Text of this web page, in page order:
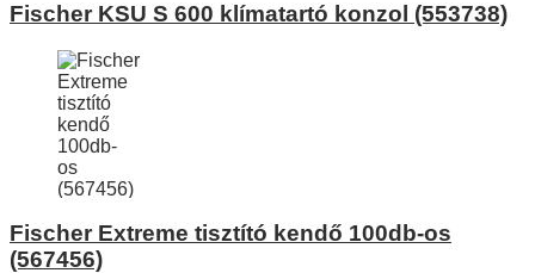
Fischer KSU S 600 klímatartó konzol (553738)
Fischer Extreme tisztító kendő 100db-os
(567456)